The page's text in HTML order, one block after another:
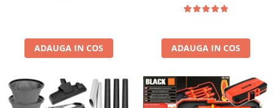
ADAUGA IN COS ADAUGA IN COS